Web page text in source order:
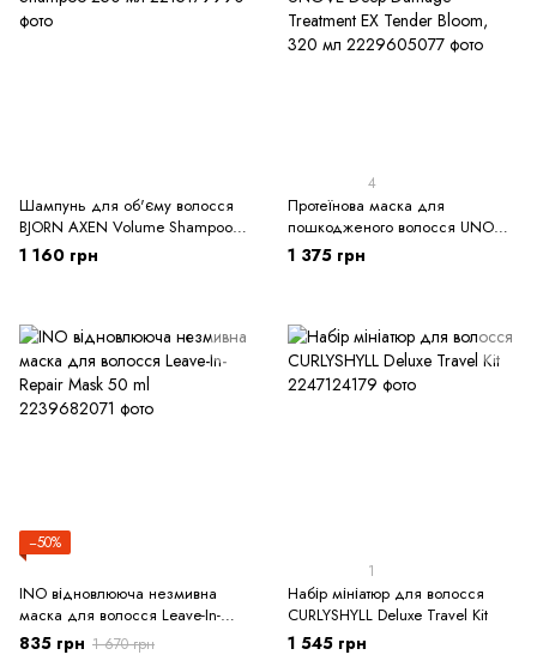
Шампунь для об'єму волосся
BJORN AXEN Volume Shampoo
250 мл
1 160 грн
4
Протеїнова маска для
пошкодженого волосся UNOVE
Deep Damage Treatment EX
Tender Bloom, 320 мл
1 375 грн
−50%
INO відновлююча незмивна
маска для волосся Leave-In-
Repair Mask 50 ml
835 грн 1 670 грн
1
Набір мініатюр для волосся
CURLYSHYLL Deluxe Travel Kit
1 545 грн